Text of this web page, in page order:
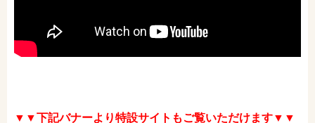
▼▼下記バナーより特設サイトもご覧いただけます▼▼
hontoで購入 ヨドバシ.comで購入